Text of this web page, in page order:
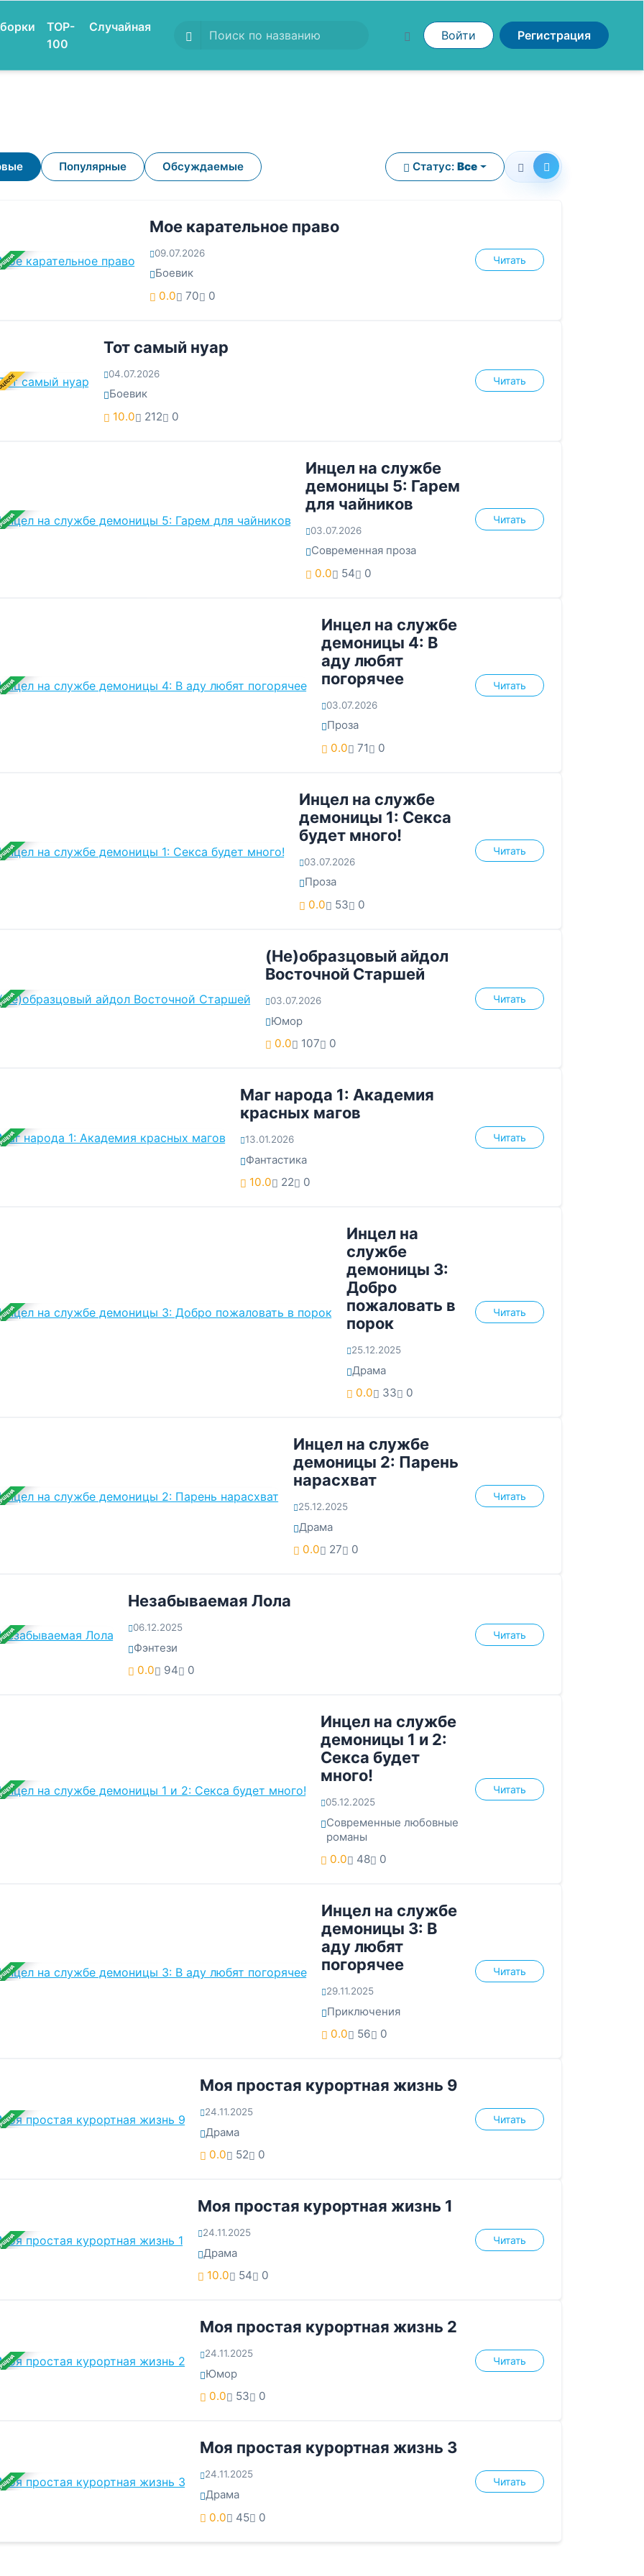
TOP-
100
Случайная
Войти Регистрация
Популярные Обсуждаемые Статус: Все
Мое карательное право
09.07.2026
Боевик
0.0
70 0
Читать
Тот самый нуар
04.07.2026
Боевик
10.0
212 0
Читать
Инцел на службе
демоницы 5: Гарем
для чайников
03.07.2026
Современная проза
0.0
54 0
Читать
Инцел на службе
демоницы 4: В
аду любят
погорячее
03.07.2026
Проза
0.0
71 0
Читать
Инцел на службе
демоницы 1: Секса
будет много!
03.07.2026
Проза
0.0
53 0
Читать
(Не)образцовый айдол
Восточной Старшей
03.07.2026
Юмор
0.0
107 0
Читать
Маг народа 1: Академия
красных магов
13.01.2026
Фантастика
10.0
22 0
Читать
Инцел на
службе
демоницы 3:
Добро
пожаловать в
порок
25.12.2025
Драма
0.0
33 0
Читать
Инцел на службе
демоницы 2: Парень
нарасхват
25.12.2025
Драма
0.0
27 0
Читать
Незабываемая Лола
06.12.2025
Фэнтези
0.0
94 0
Читать
Инцел на службе
демоницы 1 и 2:
Секса будет
много!
05.12.2025
Современные любовные
романы
0.0
48 0
Читать
Инцел на службе
демоницы 3: В
аду любят
погорячее
29.11.2025
Приключения
0.0
56 0
Читать
Моя простая курортная жизнь 9
24.11.2025
Драма
0.0
52 0
Читать
Моя простая курортная жизнь 1
24.11.2025
Драма
10.0
54 0
Читать
Моя простая курортная жизнь 2
24.11.2025
Юмор
0.0
53 0
Читать
Моя простая курортная жизнь 3
24.11.2025
Драма
0.0
45 0
Читать